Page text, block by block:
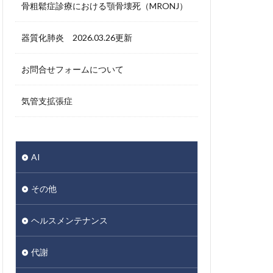
骨粗鬆症診療における顎骨壊死（MRONJ）
器質化肺炎 2026.03.26更新
お問合せフォームについて
気管支拡張症
AI
その他
ヘルスメンテナンス
代謝